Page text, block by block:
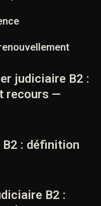
judiciaire B2
recours —
: définition